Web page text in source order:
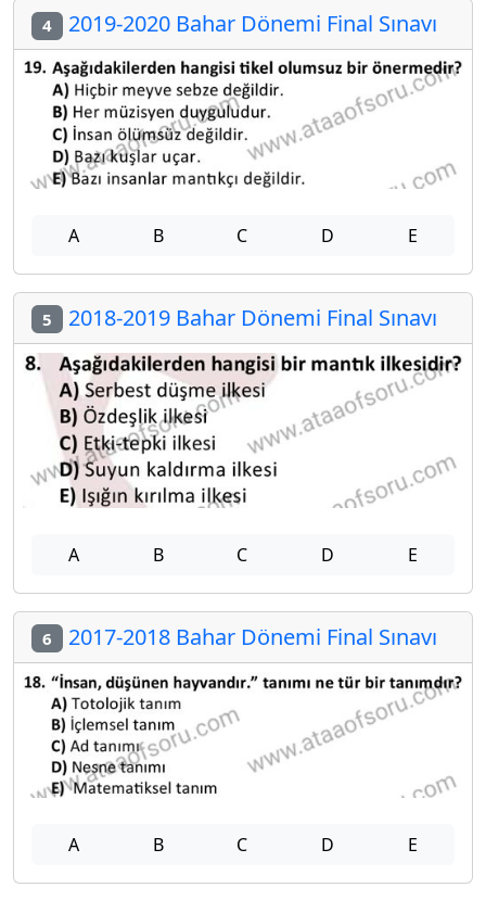
4 2019-2020 Bahar Dönemi Final Sınavı
A B C D E
5 2018-2019 Bahar Dönemi Final Sınavı
A B C D E
6 2017-2018 Bahar Dönemi Final Sınavı
A B C D E